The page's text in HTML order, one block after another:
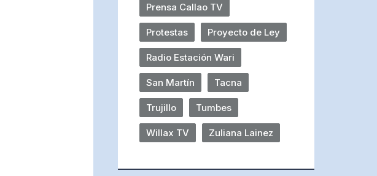
Prensa Callao TV
Protestas Proyecto de Ley
Radio Estación Wari
San Martín Tacna
Trujillo Tumbes
Willax TV Zuliana Lainez